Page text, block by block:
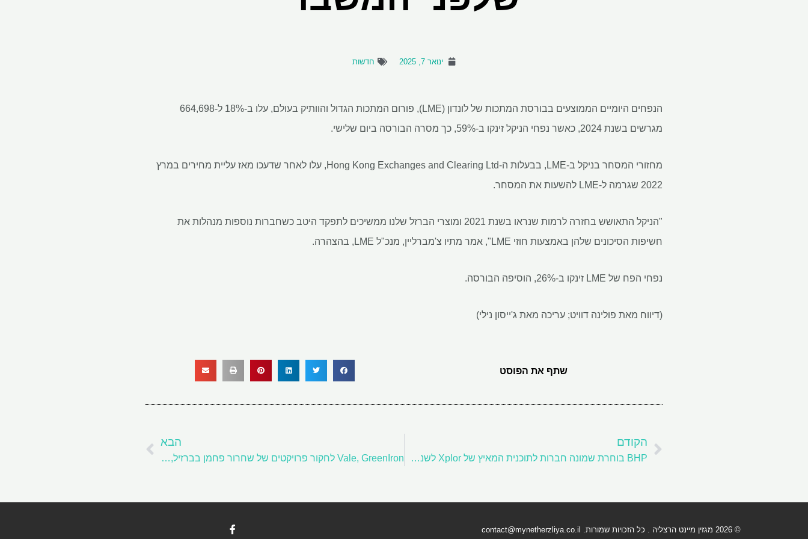
ינואר 7, 2025 חדשות
הנפחים היומיים הממוצעים בבורסת המתכות של לונדון (LME), פורום המתכות הגדול והוותיק בעולם, עלו ב-18% ל-664,698
מגרשים בשנת 2024, כאשר נפחי הניקל זינקו ב-59%, כך מסרה הבורסה ביום שלישי.
מחזורי המסחר בניקל ב-LME, בבעלות ה-Hong Kong Exchanges and Clearing Ltd, עלו לאחר שדעכו מאז עליית מחירים במרץ
2022 שגרמה ל-LME להשעות את המסחר.
"הניקל התאושש בחזרה לרמות שנראו בשנת 2021 ומוצרי הברזל שלנו ממשיכים לתפקד היטב כשחברות נוספות מנהלות את
חשיפות הסיכונים שלהן באמצעות חוזי LME", אמר מתיו צ'מברליין, מנכ"ל LME, בהצהרה.
נפחי הפח של LME זינקו ב-26%, הוסיפה הבורסה.
(דיווח מאת פולינה דוויט; עריכה מאת ג'ייסון נילי)
שתף את הפוסט
קודם
הקודם
BHP בוחרת שמונה חברות לתוכנית המאיץ של Xplor לשנת 2025
הבא
Vale, GreenIron לחקור פרויקטים של שחרור פחמן בברזיל, שוודיה
© 2026 מגזין מיינט הרצליה . כל הזכויות שמורות. contact@mynetherzliya.co.il
F